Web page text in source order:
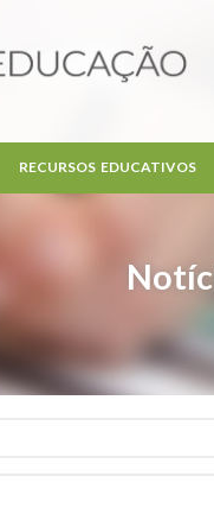
RECURSOS EDUCATIVOS